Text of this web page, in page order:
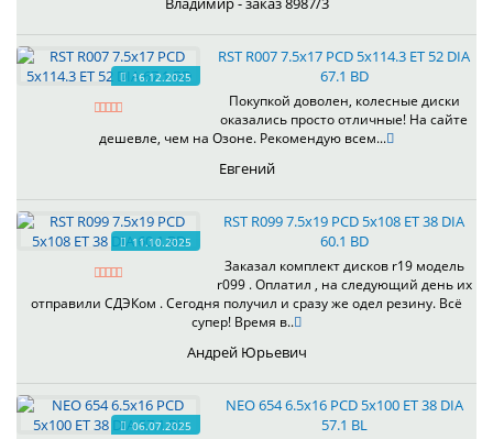
16.12.2025
RST R007 7.5x17 PCD 5x114.3 ET 52 DIA
67.1 BD
Покупкой доволен, колесные диски
оказались просто отличные! На сайте
дешевле, чем на Озоне. Рекомендую всем...
Евгений
11.10.2025
RST R099 7.5x19 PCD 5x108 ET 38 DIA
60.1 BD
Заказал комплект дисков r19 модель
r099 . Оплатил , на следующий день их
отправили СДЭКом . Сегодня получил и сразу же одел резину. Всё
супер! Время в..
Андрей Юрьевич
06.07.2025
NEO 654 6.5x16 PCD 5x100 ET 38 DIA
57.1 BL